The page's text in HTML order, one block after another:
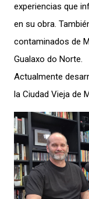
experiencias que
en su obra.
contaminados de
Gualaxo do Norte.
Actualmente
la Ciudad Vieja de